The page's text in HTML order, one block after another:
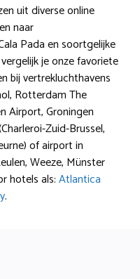
uit diverse online
naar
Pada en soortgelijke
je onze favoriete
bij vertrekluchthavens
Rotterdam The
Airport, Groningen
Zuid-Brussel,
of airport in
Weeze, Münster
hotels als:Atlantica
.